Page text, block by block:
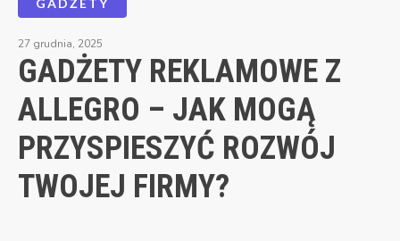
27 grudnia, 2025
GADŻETY REKLAMOWE Z
ALLEGRO – JAK MOGĄ
PRZYSPIESZYĆ ROZWÓJ
TWOJEJ FIRMY?